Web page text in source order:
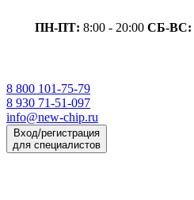
ПН-ПТ: 8:00 - 20:00 СБ-ВС:
8 800 101-75-79
8 930 71-51-097
info@new-chip.ru
Вход/регистрация
для специалистов